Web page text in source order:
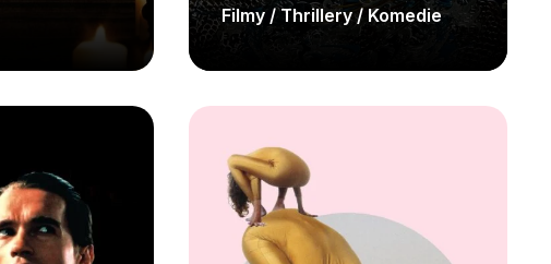
Filmy / Thrillery / Komedie